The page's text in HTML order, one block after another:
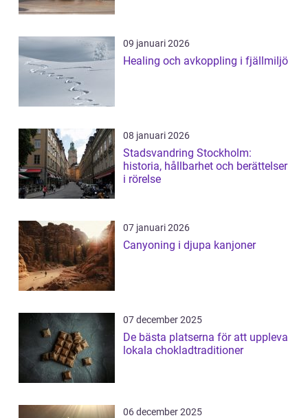
09 januari 2026
Healing och avkoppling i fjällmiljö
08 januari 2026
Stadsvandring Stockholm:
historia, hållbarhet och berättelser
i rörelse
07 januari 2026
Canyoning i djupa kanjoner
07 december 2025
De bästa platserna för att uppleva
lokala chokladtraditioner
06 december 2025